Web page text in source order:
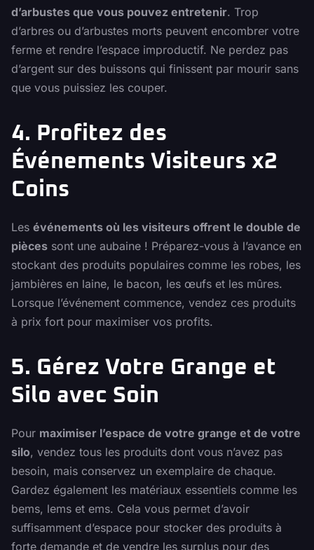
d’arbustes que vous pouvez entretenir. Trop
d’arbres ou d’arbustes morts peuvent encombrer votre
ferme et rendre l’espace improductif. Ne perdez pas
d’argent sur des buissons qui finissent par mourir sans
que vous puissiez les couper.
4. Profitez des
Événements Visiteurs x2
Coins
Les événements où les visiteurs offrent le double de
pièces sont une aubaine ! Préparez-vous à l’avance en
stockant des produits populaires comme les robes, les
jambières en laine, le bacon, les œufs et les mûres.
Lorsque l’événement commence, vendez ces produits
à prix fort pour maximiser vos profits.
5. Gérez Votre Grange et
Silo avec Soin
Pour maximiser l’espace de votre grange et de votre
silo, vendez tous les produits dont vous n’avez pas
besoin, mais conservez un exemplaire de chaque.
Gardez également les matériaux essentiels comme les
bems, lems et ems. Cela vous permet d’avoir
suffisamment d’espace pour stocker des produits à
forte demande et de vendre les surplus pour des